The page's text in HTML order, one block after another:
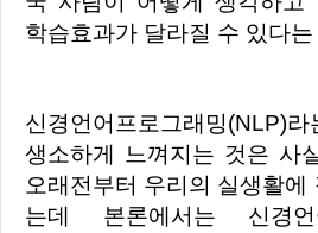
학습효과가 달라질 수 있다
신경언어프로그래밍(NLP)라는 용어는 상당히
생소하게 느껴지는 것은 사
오래전부터 우리의 실생활에
는데 본론에서는 신경언